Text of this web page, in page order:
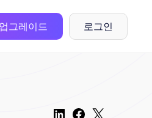
업그레이드 로그인